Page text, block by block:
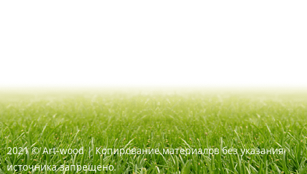
2021 ©Art-wood |Копирование материалов без указания
источника запрещено.